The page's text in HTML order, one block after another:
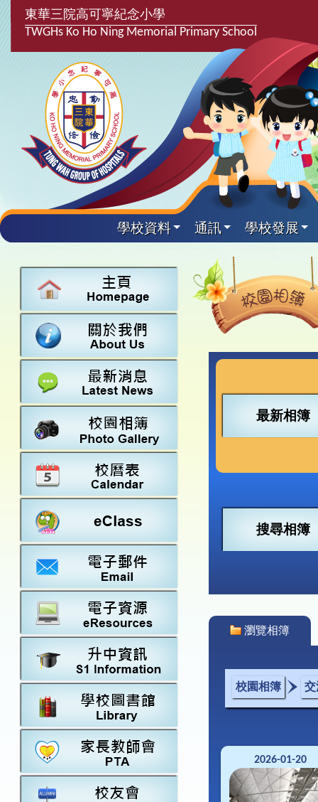
東華三院高可寧紀念小學
TWGHs Ko Ho Ning Memorial Primary School
學校資料 通訊 學校發展
關於
學校資料
校長的話
行政架構
學校設施
學校
最新消息
學校發
計劃,報告及
主要
中文
英文
常識
學生
學生支援組
言語能力提
興趣及
課後興趣班
校隊活動
學生得
25-26得獎
24-25得獎
22-23得獎
20-21得獎
校園
校園相簿
校園電台
學校附
家長教師會
校友會